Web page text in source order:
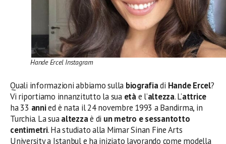
Hande Ercel Instagram
Quali informazioni abbiamo sulla biografiadi Hande Ercel?
Vi riportiamo innanzitutto la sua etàe l’altezza. L’attrice
ha 33 annied è nata il 24 novembre 1993 a Bandirma, in
Turchia. La suaaltezzaè di un metro e sessantotto
centimetri. Ha studiato alla Mimar Sinan Fine Arts
University a Istanbul e ha iniziato lavorando come modella